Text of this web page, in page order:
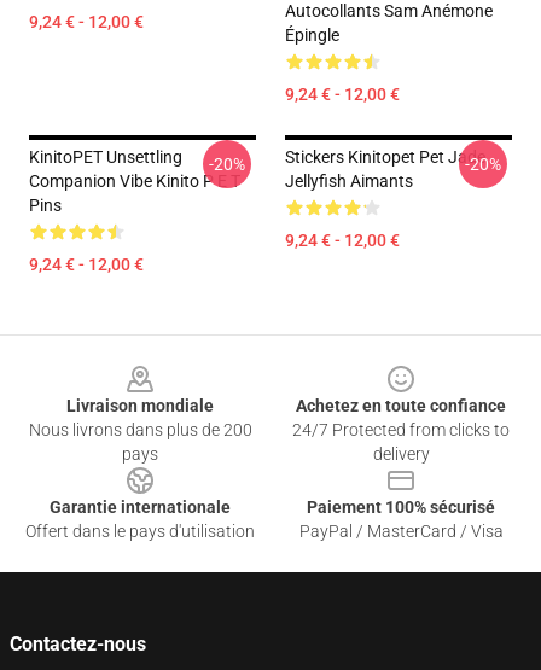
9,24 € - 12,00 €
Autocollants Sam Anémone
Épingle
9,24 € - 12,00 €
KinitoPET Unsettling
Companion Vibe Kinito P E T
Pins
9,24 € - 12,00 €
-20%
Stickers Kinitopet Pet Jade
Jellyfish Aimants
9,24 € - 12,00 €
-20%
Livraison mondiale
Nous livrons dans plus de 200
pays
Achetez en toute confiance
24/7 Protected from clicks to
delivery
Garantie internationale
Offert dans le pays d'utilisation
Paiement 100% sécurisé
PayPal / MasterCard / Visa
Contactez-nous